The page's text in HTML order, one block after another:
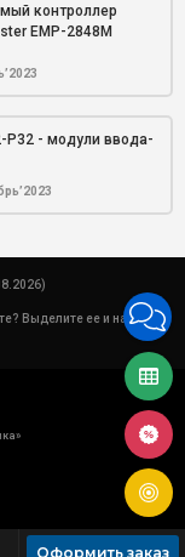
контроллер
EMP-2848M
P32 - модули ввода-
Выделите ее и нажмите
Оформить заказ